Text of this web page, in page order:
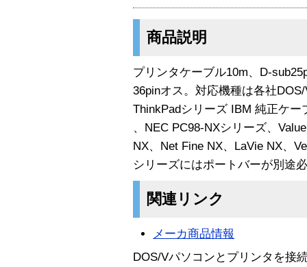
商品説明
プリンタケーブル10m、D-
36pinオス。対応機種は各社
ThinkPadシリーズ IBM 純正ケー
、NEC PC98-NXシリーズ、
NX、Net Fine NX、LaVie NX、
シリーズにはポートバーが別途
関連リンク
メーカ商品情報
DOS/Vパソコンとプリンタを接